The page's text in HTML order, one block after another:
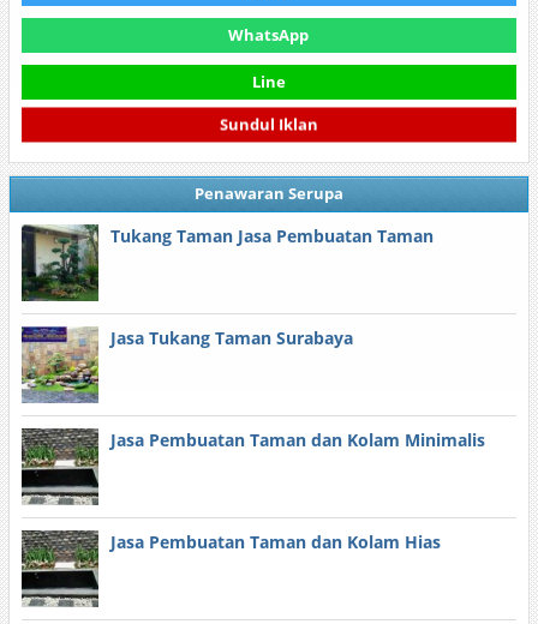
WhatsApp
Line
Sundul Iklan
Penawaran Serupa
Tukang Taman Jasa Pembuatan Taman
Jasa Tukang Taman Surabaya
Jasa Pembuatan Taman dan Kolam Minimalis
Jasa Pembuatan Taman dan Kolam Hias